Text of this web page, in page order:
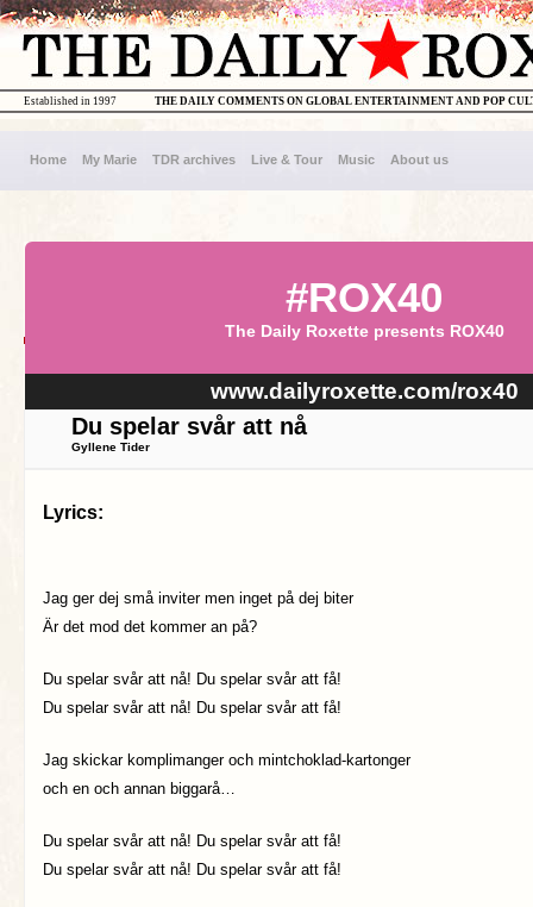
THE DAILY COMMENTS ON GLOBAL ENTERTAINMENT AND POP
Established in 1997
Home My Marie TDR archives Live & Tour Music About us
#ROX40
The Daily Roxette presents ROX40
www.dailyroxette.com/rox40
Du spelar svår att nå
Gyllene Tider
Lyrics:
Jag ger dej små inviter men inget på dej biter
Är det mod det kommer an på?
Du spelar svår att nå! Du spelar svår att få!
Du spelar svår att nå! Du spelar svår att få!
Jag skickar komplimanger och mintchoklad-kartonger
och en och annan biggarå…
Du spelar svår att nå! Du spelar svår att få!
Du spelar svår att nå! Du spelar svår att få!